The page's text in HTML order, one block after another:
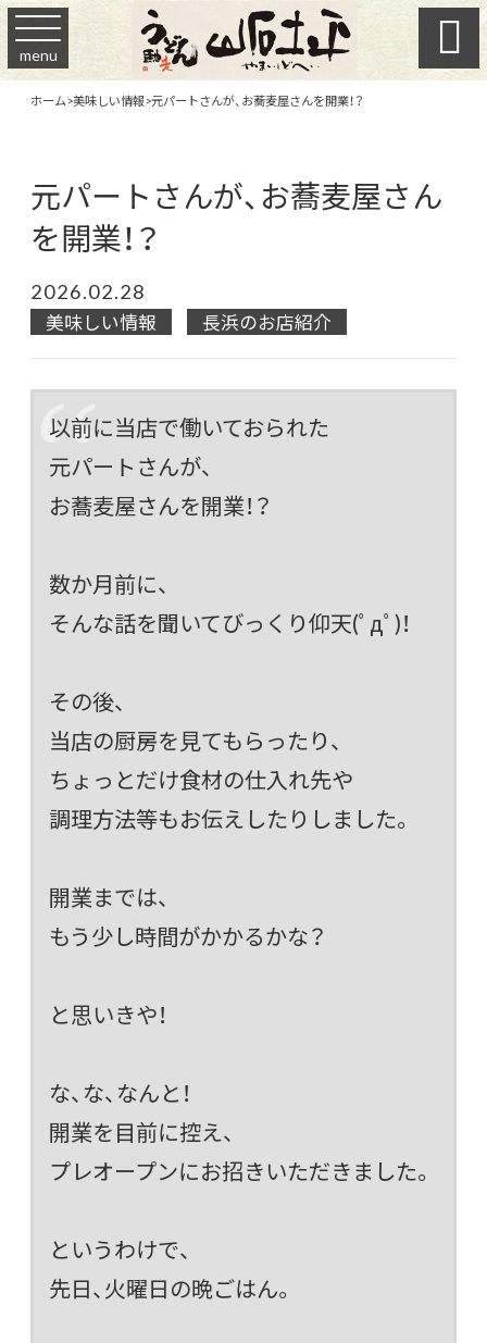
menu 
ホーム>美味しい情報>元パートさんが、お蕎麦屋さんを開業！？
元パートさんが、お蕎麦屋さん
を開業！？
2026.02.28
美味しい情報 長浜のお店紹介
以前に当店で働いておられた
元パートさんが、
お蕎麦屋さんを開業！？
数か月前に、
そんな話を聞いてびっくり仰天(ﾟдﾟ)！
その後、
当店の厨房を見てもらったり、
ちょっとだけ食材の仕入れ先や
調理方法等もお伝えしたりしました。
開業までは、
もう少し時間がかかるかな？
と思いきや！
な、な、なんと！
開業を目前に控え、
プレオープンにお招きいただきました。
というわけで、
先日、火曜日の晩ごはん。